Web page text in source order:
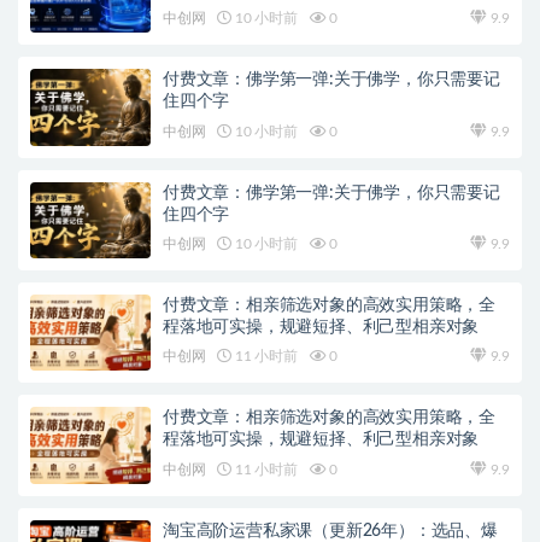
中创网 10 小时前 0 9.9
付费文章：佛学第一弹:关于佛学，你只需要记
住四个字
中创网 10 小时前 0 9.9
付费文章：佛学第一弹:关于佛学，你只需要记
住四个字
中创网 10 小时前 0 9.9
付费文章：相亲筛选对象的高效实用策略，全
程落地可实操，规避短择、利己型相亲对象
中创网 11 小时前 0 9.9
付费文章：相亲筛选对象的高效实用策略，全
程落地可实操，规避短择、利己型相亲对象
中创网 11 小时前 0 9.9
淘宝高阶运营私家课（更新26年）：选品、爆